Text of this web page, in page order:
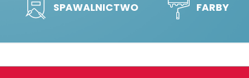
SPAWALNICTWO FARBY